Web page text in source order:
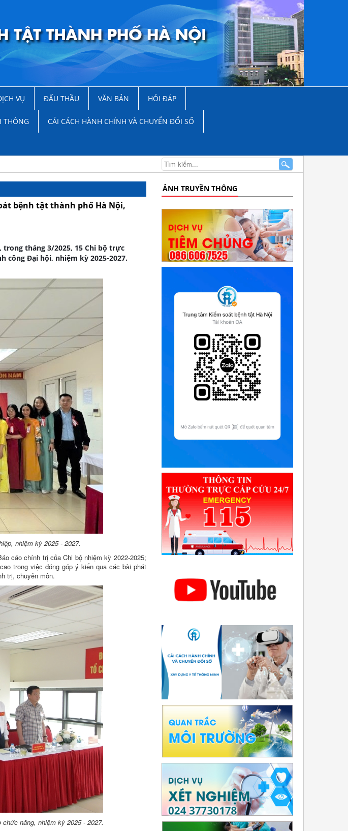
VỤ ĐẤU THẦU VĂN BẢN HỎI ĐÁP
THÔNG CẢI CÁCH HÀNH CHÍNH VÀ CHUYỂN ĐỔI SỐ
bệnh tật thành phố Hà Nội,
tháng 3/2025, 15 Chi bộ trực
công Đại hội, nhiệm kỳ 2025-2027.
nhiệm kỳ 2025 - 2027.
cáo chính trị của Chi bộ nhiệm kỳ 2022-2025;
trong việc đóng góp ý kiến qua các bài phát
trị, chuyên môn.
năng, nhiệm kỳ 2025 - 2027.
ẢNH TRUYỀN THÔNG